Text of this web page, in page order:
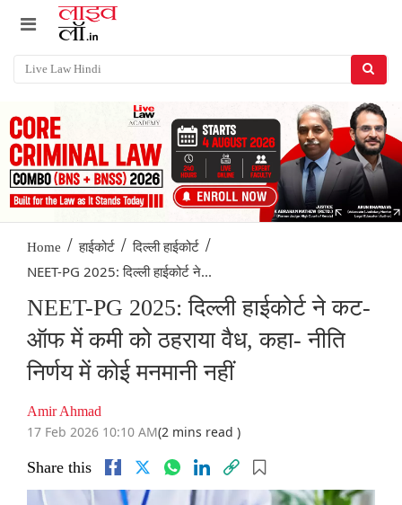
Home / हाईकोर्ट / दिल्ली हाईकोर्ट /
NEET-PG 2025: दिल्ली हाईकोर्ट ने...
NEET-PG 2025: दिल्ली हाईकोर्ट ने कट-
ऑफ में कमी को ठहराया वैध, कहा- नीति
निर्णय में कोई मनमानी नहीं
Amir Ahmad
17 Feb 2026 10:10 AM(2 mins read )
Share this